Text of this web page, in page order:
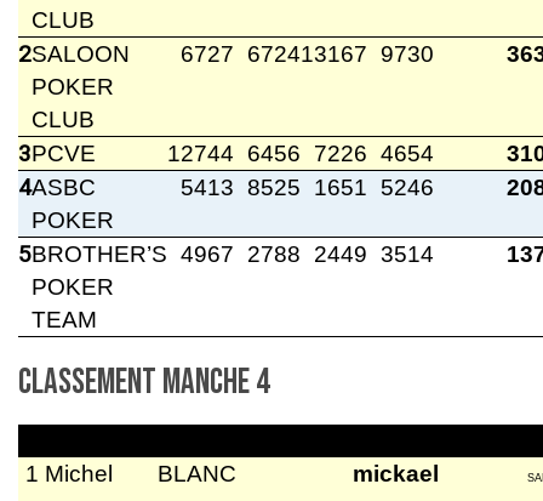
CLUB
2SALOON
POKER
CLUB
6727 672413167 9730
3PCVE 12744 6456 7226 4654
4ASBC
POKER
5413 8525 1651 5246
5BROTHER’S
POKER
TEAM
4967 2788 2449 3514
Classement manche 4
1 Michel BLANC mickael